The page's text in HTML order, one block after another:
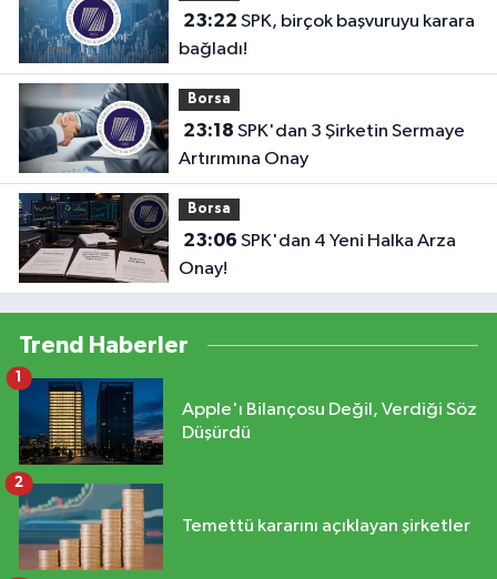
23:22
bağladı!
Borsa
23:18
Artırımına Onay
Borsa
23:06
Onay!
Trend Haberler
Apple'ı Bilançosu Değil, Verdiği Söz
Düşürdü
1
Temettü kararını açıklayan şirketler
2